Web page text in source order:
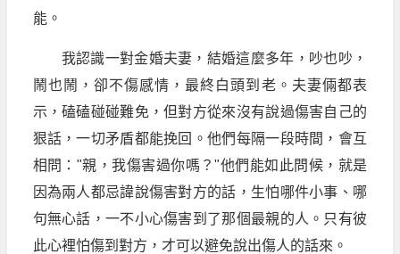
能。
我認識一對金婚夫妻，結婚這麼多年，吵也吵，
鬧也鬧，卻不傷感情，最終白頭到老。夫妻倆都表
示，磕磕碰碰難免，但對方從來沒有說過傷害自己的
狠話，一切矛盾都能挽回。他們每隔一段時間，會互
相問："親，我傷害過你嗎？"他們能如此問候，就是
因為兩人都忌諱說傷害對方的話，生怕哪件小事、哪
句無心話，一不小心傷害到了那個最親的人。只有彼
此心裡怕傷到對方，才可以避免說出傷人的話來。